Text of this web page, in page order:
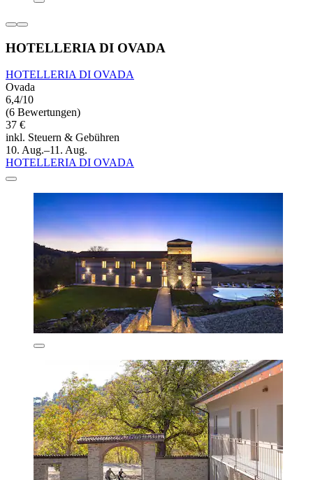
HOTELLERIA DI OVADA
HOTELLERIA DI OVADA
Ovada
6,4/10
(6 Bewertungen)
37 €
inkl. Steuern & Gebühren
10. Aug.–11. Aug.
HOTELLERIA DI OVADA